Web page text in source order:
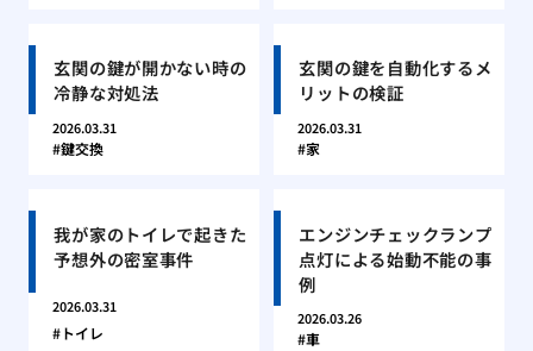
玄関の鍵が開かない時の
冷静な対処法
2026.03.31
鍵交換
玄関の鍵を自動化するメ
リットの検証
2026.03.31
家
我が家のトイレで起きた
予想外の密室事件
2026.03.31
トイレ
エンジンチェックランプ
点灯による始動不能の事
例
2026.03.26
車